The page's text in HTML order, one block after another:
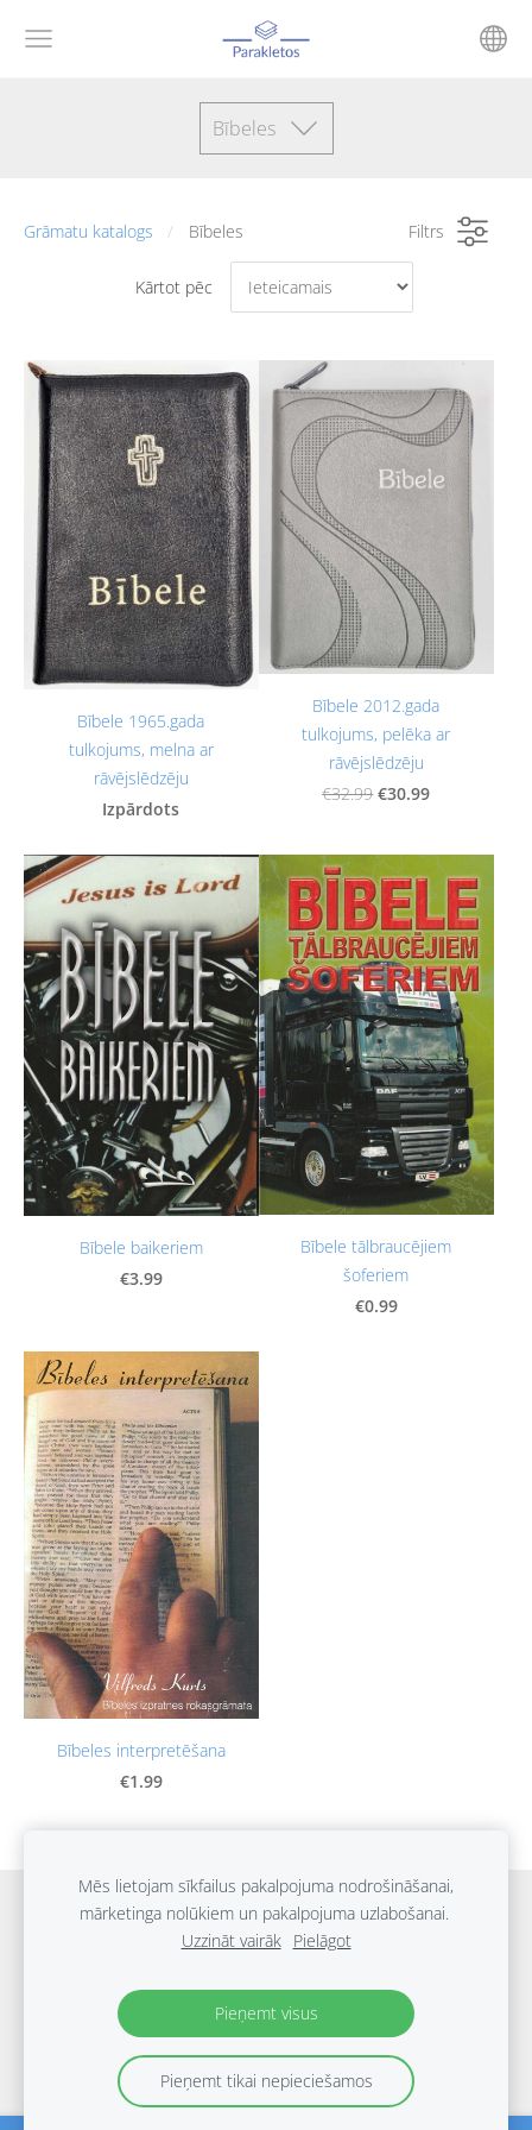
Bībeles
Grāmatu katalogs Bībeles Filtrs
Kārtot pēc
Bībele 1965.gada
tulkojums, melna ar
rāvējslēdzēju
Izpārdots
Bībele 2012.gada
tulkojums, pelēka ar
rāvējslēdzēju
€32.99 €30.99
Bībele baikeriem
€3.99
Bībele tālbraucējiem
šoferiem
€0.99
Bībeles interpretēšana
€1.99
Sākums Grāmatu katalogs Blogs
Piegāde
Privātuma politika Kontakti
Mēs lietojam sīkfailus pakalpojuma nodrošināšanai,
mārketinga nolūkiem un pakalpojuma uzlabošanai.
Uzzināt vairāk
Pielāgot
Pieņemt visus
Pieņemt tikai nepieciešamos